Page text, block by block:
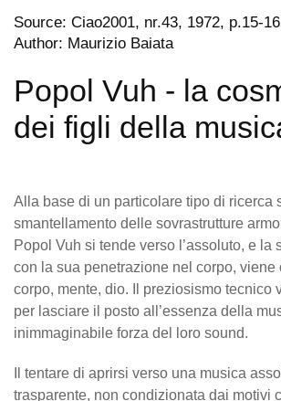
Source: Ciao2001, nr.43, 1972, p.15-16
Author: Maurizio Baiata
Popol Vuh - la
dei figli della
Alla base di un particolare tipo di ricerca
smantellamento delle sovrastrutture
Popol Vuh si tende verso l’assoluto, e la
con la sua penetrazione nel corpo, viene
corpo, mente, dio. Il preziosismo tecnico
per lasciare il posto all’essenza della
inimmaginabile forza del loro sound.
Il tentare di aprirsi verso una musica
trasparente, non condizionata dai motivi